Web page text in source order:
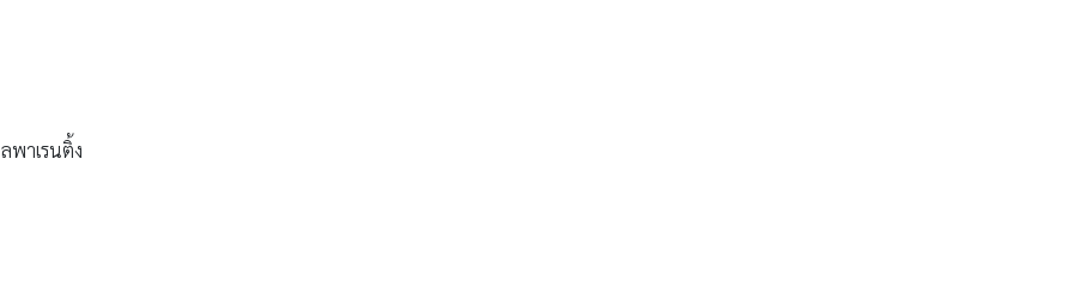
พาเรนติ้ง